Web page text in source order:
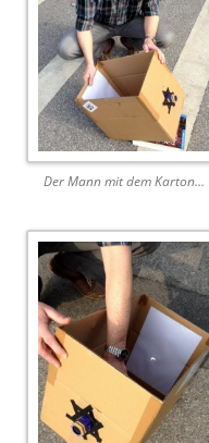
Der Mann mit dem Karton…